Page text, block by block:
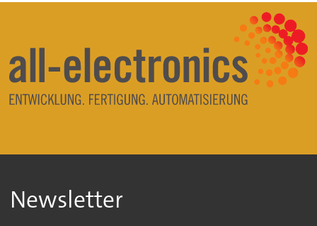
Newsletter